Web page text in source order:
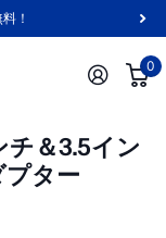
！
0
チ＆3.5イン
ター